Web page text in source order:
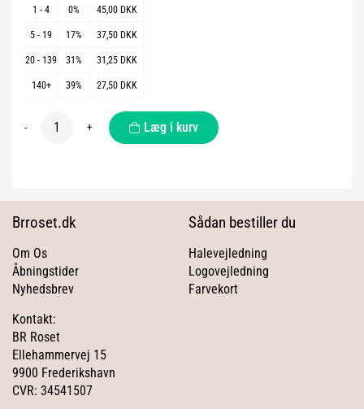
1 - 4 0% 45,00 DKK
5 - 19 17% 37,50 DKK
20 - 139 31% 31,25 DKK
140+ 39% 27,50 DKK
- + Læg i kurv
Brroset.dk
Om Os
Åbningstider
Nyhedsbrev
Kontakt:
BR Roset
Ellehammervej 15
9900 Frederikshavn
CVR: 34541507
Sådan bestiller du
Halevejledning
Logovejledning
Farvekort